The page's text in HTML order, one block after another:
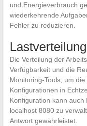
und Energieverbrauch
wiederkehrende
Fehler zu reduzieren.
Lastverteilung
Die Verteilung der
Verfügbarkeit und die
Monitoring-Tools, um
Konfigurationen in
Konfiguration kann auch
localhost 8080 zu
Antwort gewährleistet.